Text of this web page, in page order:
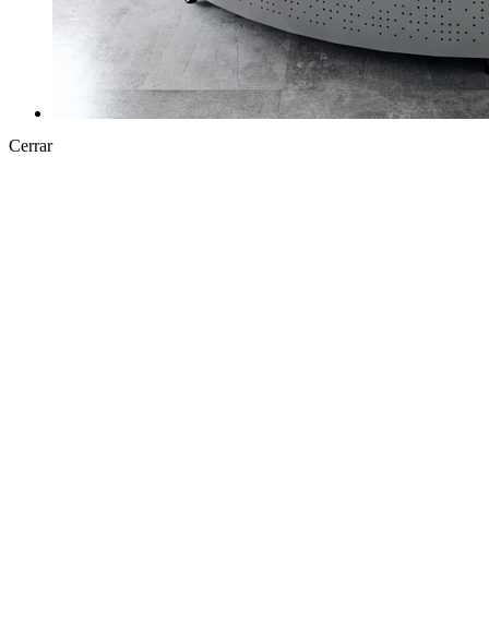
Cerrar